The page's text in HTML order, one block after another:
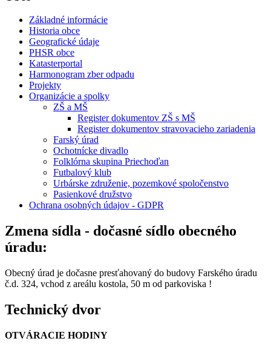
Základné informácie
Historia obce
Geografické údaje
PHSR obce
Katasterportal
Harmonogram zber odpadu
Projekty
Organizácie a spolky
ZŠ a MŠ
Register dokumentov ZŠ s MŠ
Register dokumentov stravovacieho zariadenia
Farský úrad
Ochotnícke divadlo
Folklórna skupina Priechoďan
Futbalový klub
Urbárske združenie, pozemkové spoločenstvo
Pasienkové družstvo
Ochrana osobných údajov - GDPR
Zmena sídla - dočasné sídlo obecného
úradu:
Obecný úrad je dočasne presťahovaný do budovy Farského úradu
č.d. 324, vchod z areálu kostola, 50 m od parkoviska !
Technický dvor
OTVÁRACIE HODINY